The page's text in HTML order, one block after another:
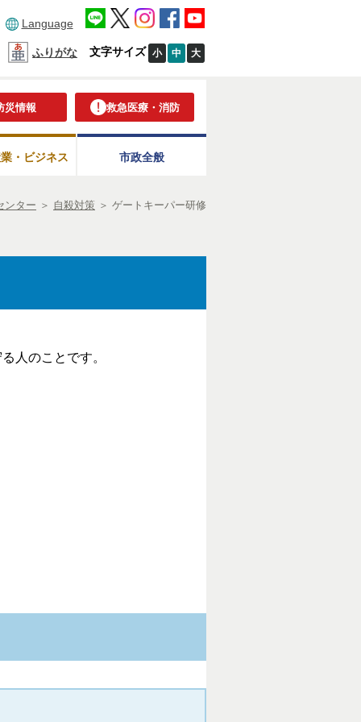
Language
ふりがな 文字サイズ 小 中 大
災情報 救急医療・消防
・ビジネス 市政全般
ンター ＞ 自殺対策 ＞ ゲートキーパー研修
人のことです。